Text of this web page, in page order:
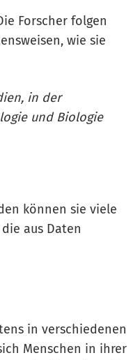
Forscher folgen
wie sie
in der
und Biologie
können sie viele
aus Daten
in verschiedenen
Menschen in ihrer